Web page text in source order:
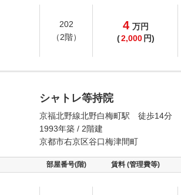
202
（2階）
4 万円
(2,000 円)
シャトレ等持院
京福北野線北野白梅町駅 徒歩14分
1993年築 / 2階建
京都市右京区谷口梅津間町
部屋番号(階) 賃料 (管理費等)